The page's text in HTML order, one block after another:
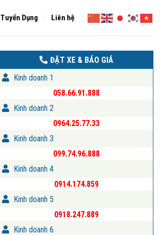
Tuyển Dụng Liên hệ
ĐẶT XE & BÁO GIÁ
Kinh doanh 1
058.66.91.888
Kinh doanh 2
0964.25.77.33
Kinh doanh 3
099.74.96.888
Kinh doanh 4
0914.174.859
Kinh doanh 5
0918.247.889
Kinh doanh 6